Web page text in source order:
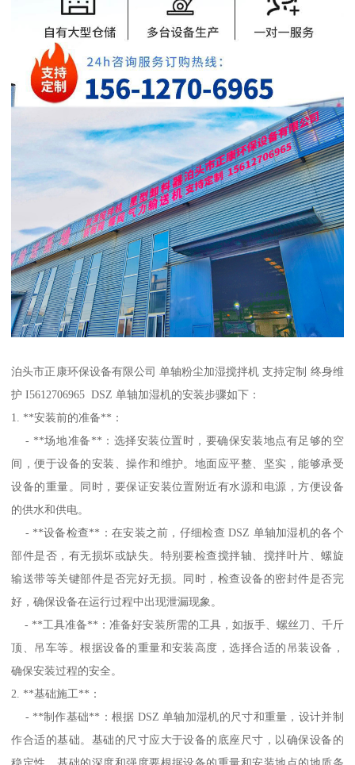
泊头市正康环保设备有限公司 单轴粉尘加湿搅拌机 支持定制 终身维
护 I5612706965 DSZ 单轴加湿机的安装步骤如下：
1. **安装前的准备**：
- **场地准备**：选择安装位置时，要确保安装地点有足够的空
间，便于设备的安装、操作和维护。地面应平整、坚实，能够承受
设备的重量。同时，要保证安装位置附近有水源和电源，方便设备
的供水和供电。
- **设备检查**：在安装之前，仔细检查 DSZ 单轴加湿机的各个
部件是否，有无损坏或缺失。特别要检查搅拌轴、搅拌叶片、螺旋
输送带等关键部件是否完好无损。同时，检查设备的密封件是否完
好，确保设备在运行过程中出现泄漏现象。
- **工具准备**：准备好安装所需的工具，如扳手、螺丝刀、千斤
顶、吊车等。根据设备的重量和安装高度，选择合适的吊装设备，
确保安装过程的安全。
2. **基础施工**：
- **制作基础**：根据 DSZ 单轴加湿机的尺寸和重量，设计并制
作合适的基础。基础的尺寸应大于设备的底座尺寸，以确保设备的